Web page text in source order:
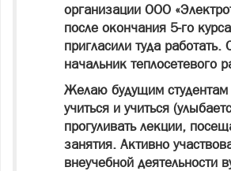
организации ООО
после окончания 5-го
пригласили туда работать.
начальник теплосетевого
Желаю будущим студентам
учиться и учиться
прогуливать лекции,
занятия. Активно
внеучебной деятельности